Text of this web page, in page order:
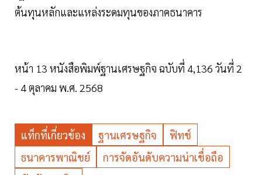
ต้นทุนหลักและแหล่งระดมทุนของภาคธนาคาร
หน้า 13 หนังสือพิมพ์ฐานเศรษฐกิจ ฉบับที่ 4,136 วันที่ 2
- 4 ตุลาคม พ.ศ. 2568
แท็กที่เกี่ยวข้อง ฐานเศรษฐกิจ
ฟิทช์
ธนาคารพาณิชย์
การจัดอันดับความน่าเชื่อถือ